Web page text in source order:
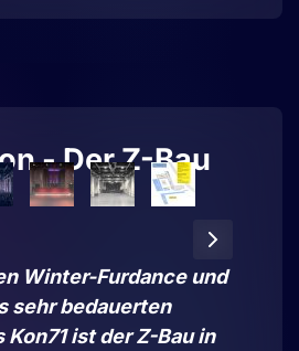
- Der Z-Bau
Winter-Furdance und
sehr bedauerten
ist der Z-Bau in